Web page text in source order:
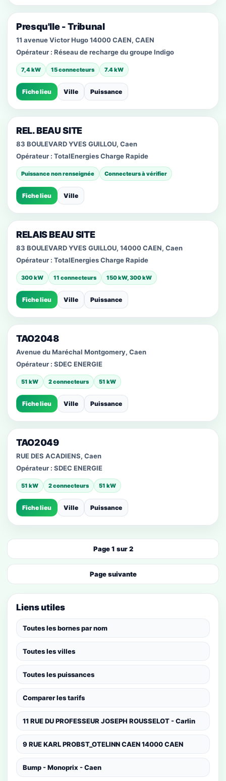
Presqu'Ile - Tribunal
11 avenue Victor Hugo 14000 CAEN, CAEN
Opérateur : Réseau de recharge du groupe Indigo
7,4 kW 15 connecteurs 7.4 kW
Fiche lieu Ville Puissance
REL. BEAU SITE
83 BOULEVARD YVES GUILLOU, Caen
Opérateur : TotalEnergies Charge Rapide
Puissance non renseignée Connecteurs à vérifier
Fiche lieu Ville
RELAIS BEAU SITE
83 BOULEVARD YVES GUILLOU, 14000 CAEN, Caen
Opérateur : TotalEnergies Charge Rapide
300 kW 11 connecteurs 150 kW, 300 kW
Fiche lieu Ville Puissance
TAO2048
Avenue du Maréchal Montgomery, Caen
Opérateur : SDEC ENERGIE
51 kW 2 connecteurs 51 kW
Fiche lieu Ville Puissance
TAO2049
RUE DES ACADIENS, Caen
Opérateur : SDEC ENERGIE
51 kW 2 connecteurs 51 kW
Fiche lieu Ville Puissance
Page 1 sur 2
Page suivante
Liens utiles
Toutes les bornes par nom
Toutes les villes
Toutes les puissances
Comparer les tarifs
11 RUE DU PROFESSEUR JOSEPH ROUSSELOT - Carlin
9 RUE KARL PROBST_OTELINN CAEN 14000 CAEN
Bump - Monoprix - Caen